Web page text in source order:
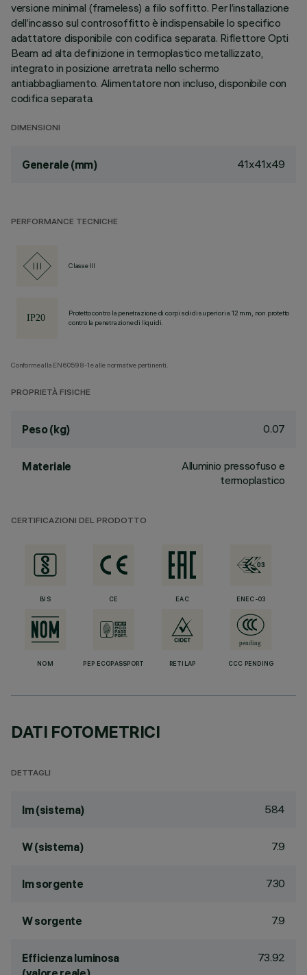
versione minimal (frameless) a filo soffitto. Per l’installazione
dell’incasso sul controsoffitto è indispensabile lo specifico
adattatore disponibile con codifica separata. Riflettore Opti
Beam ad alta definizione in termoplastico metallizzato,
integrato in posizione arretrata nello schermo
antiabbagliamento. Alimentatore non incluso, disponibile con
codifica separata.
DIMENSIONI
Generale (mm) 41x41x49
PERFORMANCE TECNICHE
Classe III
Protetto contro la penetrazione di corpi solidi superiori a 12 mm, non protetto
contro la penetrazione di liquidi.
Conforme alla EN60598-1 e alle normative pertinenti.
PROPRIETÀ FISICHE
Peso (kg) 0.07
Materiale
Alluminio pressofuso e
termoplastico
CERTIFICAZIONI DEL PRODOTTO
BIS CE EAC ENEC-03
NOM PEP ECOPASSPORT RETILAP CCC PENDING
DATI FOTOMETRICI
DETTAGLI
lm (sistema) 584
W (sistema) 7.9
lm sorgente 730
W sorgente 7.9
Efficienza luminosa
73.92